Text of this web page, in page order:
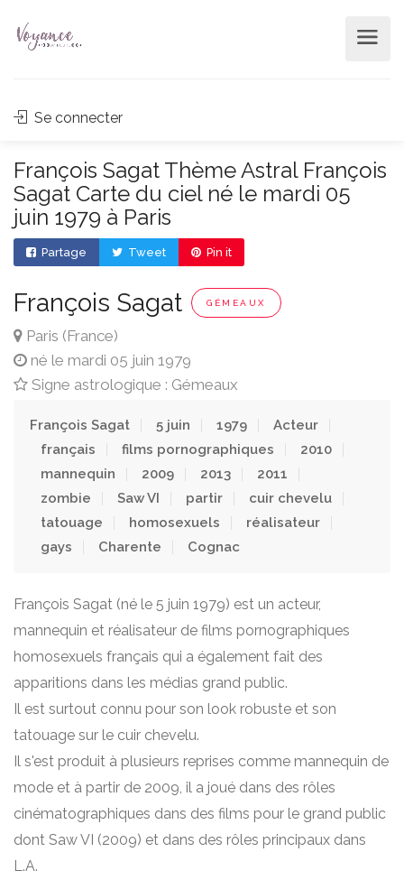
Se connecter
François Sagat Thème Astral François
Sagat Carte du ciel né le mardi 05
juin 1979 à Paris
Partage Tweet Pin it
François Sagat GÉMEAUX
Paris (France)
né le mardi 05 juin 1979
Signe astrologique : Gémeaux
François Sagat 5 juin 1979
Acteur
français
films pornographiques
2010
mannequin
2009 2013
2011
zombie
Saw VI partir
cuir chevelu
tatouage
homosexuels
réalisateur
gays
Charente Cognac
François Sagat (né le 5 juin 1979) est un acteur,
mannequin et réalisateur de films pornographiques
homosexuels français qui a également fait des
apparitions dans les médias grand public.
Il est surtout connu pour son look robuste et son
tatouage sur le cuir chevelu.
Il s'est produit à plusieurs reprises comme mannequin de
mode et à partir de 2009, il a joué dans des rôles
cinématographiques dans des films pour le grand public
dont Saw VI (2009) et dans des rôles principaux dans
L.A.